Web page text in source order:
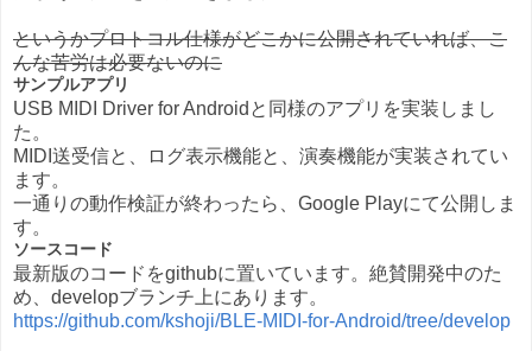
というかプロトコル仕様がどこかに公開されていれば、こ
んな苦労は必要ないのに
サンプルアプリ
USB MIDI Driver for Androidと同様のアプリを実装しまし
た。
MIDI送受信と、ログ表示機能と、演奏機能が実装されてい
ます。
一通りの動作検証が終わったら、Google Playにて公開しま
す。
ソースコード
最新版のコードをgithubに置いています。絶賛開発中のた
め、developブランチ上にあります。
https://github.com/kshoji/BLE-MIDI-for-Android/tree/develop